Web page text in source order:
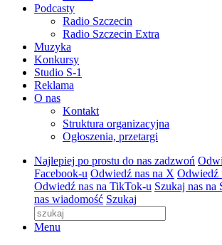
Podcasty
Radio Szczecin
Radio Szczecin Extra
Muzyka
Konkursy
Studio S-1
Reklama
O nas
Kontakt
Struktura organizacyjna
Ogłoszenia, przetargi
Najlepiej po prostu do nas zadzwoń
Facebook-u Odwiedź nas na X Odwiedź
Odwiedź nas na TikTok-u Szukaj nas na
nas wiadomość Szukaj
Menu